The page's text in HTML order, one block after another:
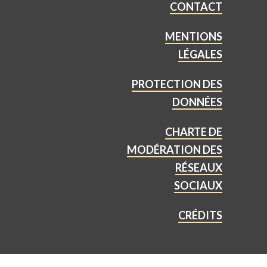
CONTACT
MENTIONS
LÉGALES
PROTECTION DES
DONNÉES
CHARTE DE
MODÉRATION DES
RÉSEAUX
SOCIAUX
CRÉDITS